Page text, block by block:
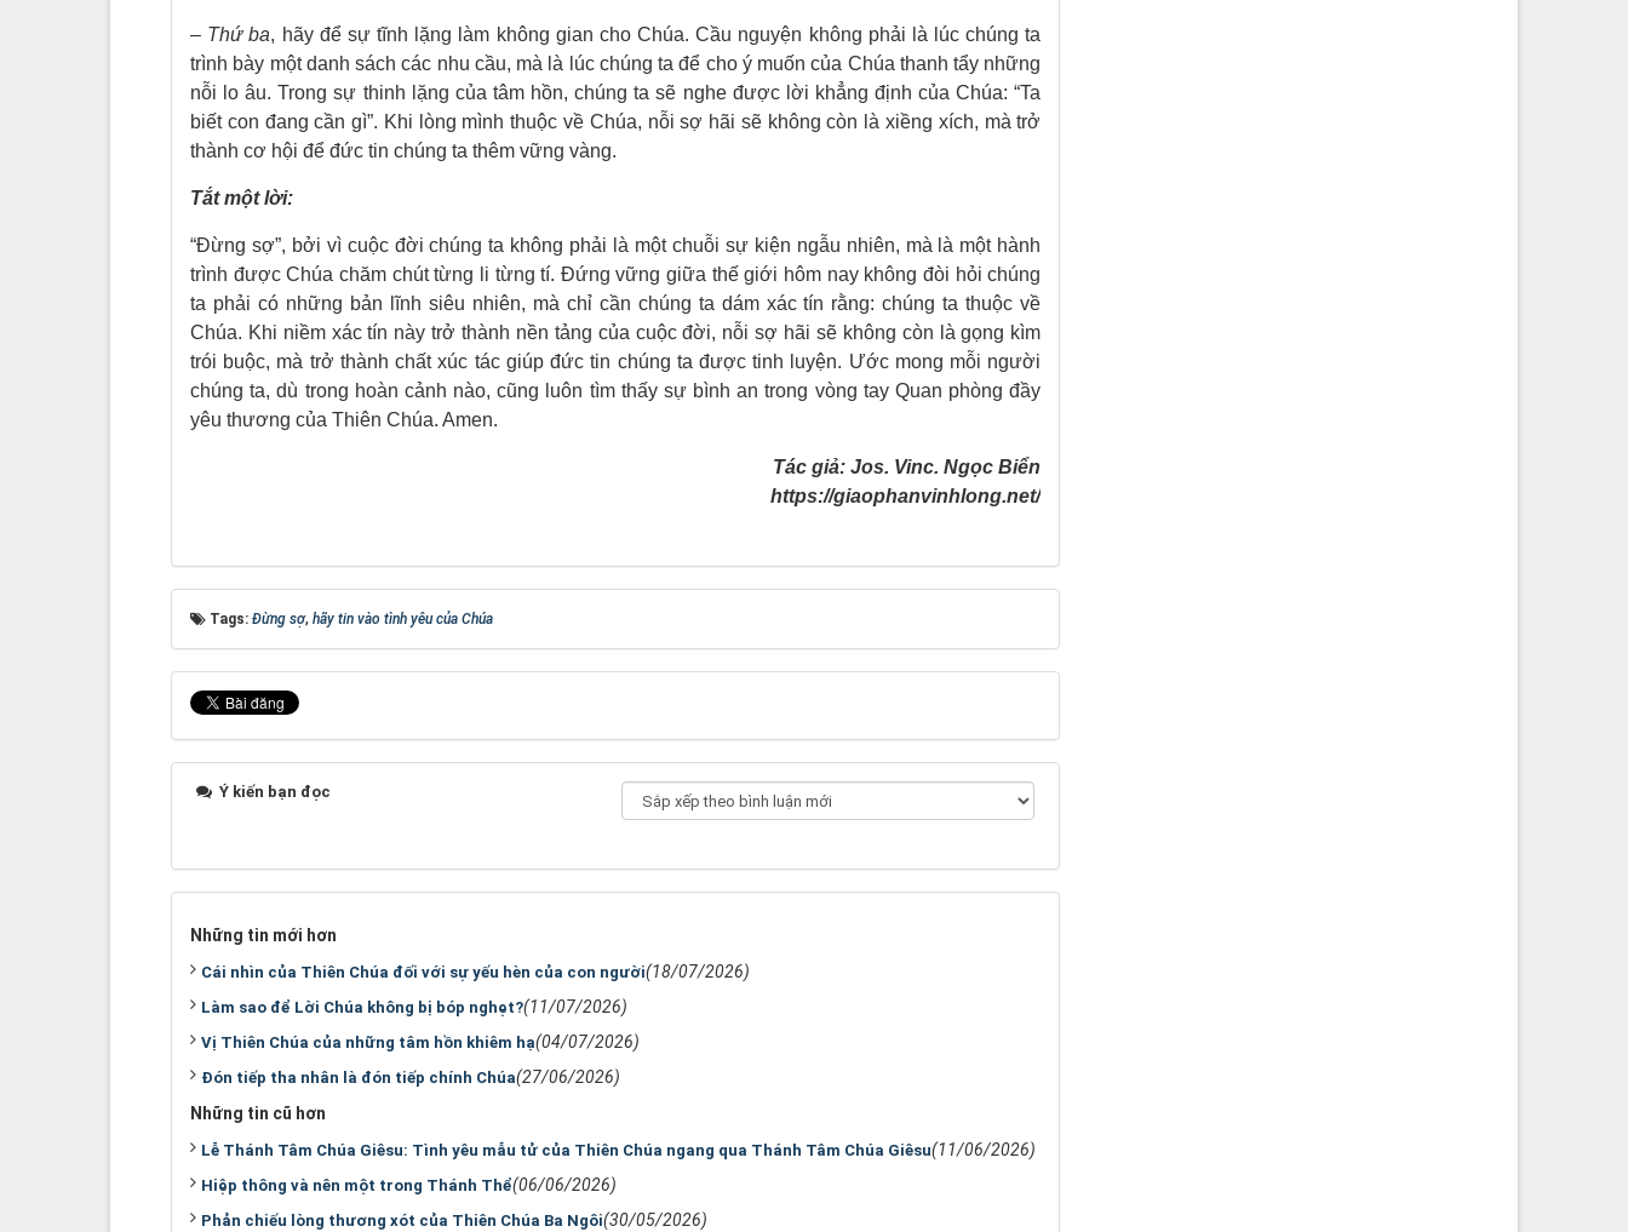
– Thứ ba, hãy để sự tĩnh lặng làm không gian cho Chúa. Cầu nguyện không phải là lúc chúng ta
trình bày một danh sách các nhu cầu, mà là lúc chúng ta để cho ý muốn của Chúa thanh tẩy những
nỗi lo âu. Trong sự thinh lặng của tâm hồn, chúng ta sẽ nghe được lời khẳng định của Chúa: “Ta
biết con đang cần gì”. Khi lòng mình thuộc về Chúa, nỗi sợ hãi sẽ không còn là xiềng xích, mà trở
thành cơ hội để đức tin chúng ta thêm vững vàng.
Tắt một lời:
“Đừng sợ”, bởi vì cuộc đời chúng ta không phải là một chuỗi sự kiện ngẫu nhiên, mà là một hành
trình được Chúa chăm chút từng li từng tí. Đứng vững giữa thế giới hôm nay không đòi hỏi chúng
ta phải có những bản lĩnh siêu nhiên, mà chỉ cần chúng ta dám xác tín rằng: chúng ta thuộc về
Chúa. Khi niềm xác tín này trở thành nền tảng của cuộc đời, nỗi sợ hãi sẽ không còn là gọng kìm
trói buộc, mà trở thành chất xúc tác giúp đức tin chúng ta được tinh luyện. Ước mong mỗi người
chúng ta, dù trong hoàn cảnh nào, cũng luôn tìm thấy sự bình an trong vòng tay Quan phòng đầy
yêu thương của Thiên Chúa. Amen.
Tác giả: Jos. Vinc. Ngọc Biển
https://giaophanvinhlong.net/
Tags: Đừng sợ, hãy tin vào tình yêu của Chúa
Ý kiến bạn đọc
Những tin mới hơn
Cái nhìn của Thiên Chúa đối với sự yếu hèn của con người(18/07/2026)
Làm sao để Lời Chúa không bị bóp nghẹt?(11/07/2026)
Vị Thiên Chúa của những tâm hồn khiêm hạ(04/07/2026)
Đón tiếp tha nhân là đón tiếp chính Chúa(27/06/2026)
Những tin cũ hơn
Lễ Thánh Tâm Chúa Giêsu: Tình yêu mẫu tử của Thiên Chúa ngang qua Thánh Tâm Chúa Giêsu(11/06/2026)
Hiệp thông và nên một trong Thánh Thể(06/06/2026)
Phản chiếu lòng thương xót của Thiên Chúa Ba Ngôi(30/05/2026)